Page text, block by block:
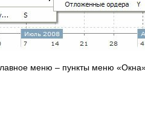
меню – пункты меню